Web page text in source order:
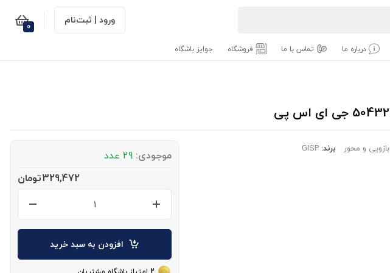
ورود | ثبت‌نام 0
درباره ما تماس با ما فروشگاه جوایز باشگاه
بازویی و محور برند: GISP موجودی: 29 عدد
329,472تومان
افزودن به سبد خرید